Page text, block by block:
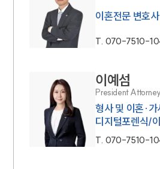
이혼전문 변호사
T. 070-7510-
이예섬
President Attorney
형사 및 이혼·
디지털포렌식/
T. 070-7510-